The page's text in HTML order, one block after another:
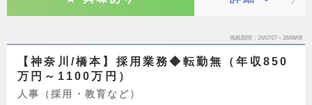
掲載期間 26/07/27～26/08/09
【神奈川/橋本】採用業務◆転勤無（年収850
万円～1100万円）
人事（採用・教育など）